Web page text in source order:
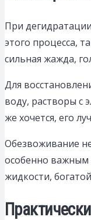
При
этого процесса,
сильная жажда,
Для
воду, растворы с
же хочется, его
Обезвоживание
особенно важным
жидкости,